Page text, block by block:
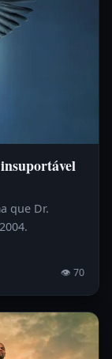
que Dr.
👁 70